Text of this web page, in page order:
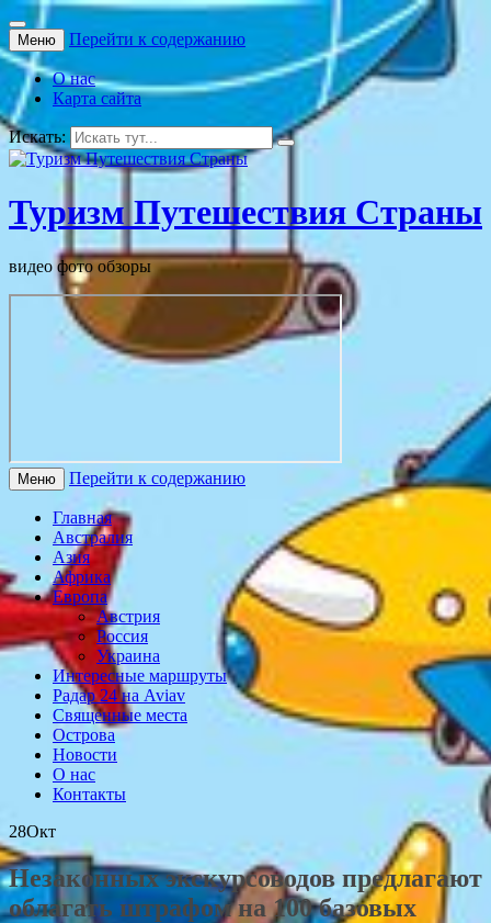
Меню Перейти к содержанию
О нас
Карта сайта
Искать:
Туризм Путешествия Страны
видео фото обзоры
Меню Перейти к содержанию
Главная
Австралия
Азия
Африка
Европа
Австрия
Россия
Украина
Интересные маршруты
Радар 24 на Aviav
Священные места
Острова
Новости
О нас
Контакты
28Окт
Незаконных экскурсоводов предлагают
облагать штрафом на 100 базовых